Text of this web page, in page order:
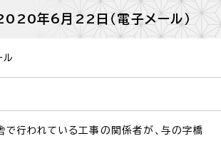
年6月22日（電子メール）
ル
行われている工事の関係者が、与の字橋